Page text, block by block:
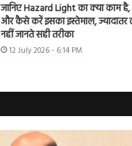
जानिए Hazard Light का क्या काम
और कैसे करें इसका इस्तेमाल, ज्यादातर
नहीं जानते सही तरीका
12 July 2026 - 6:14 PM